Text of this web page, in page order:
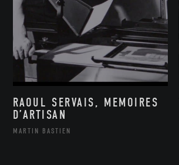
RAOUL SERVAIS, MEMOIRES
D’ARTISAN
MARTIN BASTIEN